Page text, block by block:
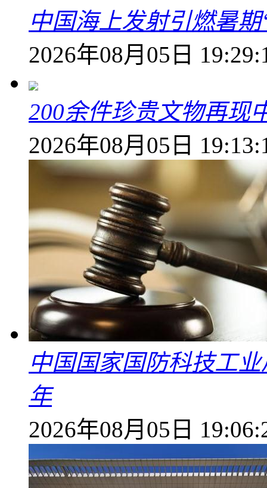
中国海上发射引燃暑
2026年08月05日
200余件珍贵文物再现
2026年08月05日
中国国家国防科技工
年
2026年08月05日